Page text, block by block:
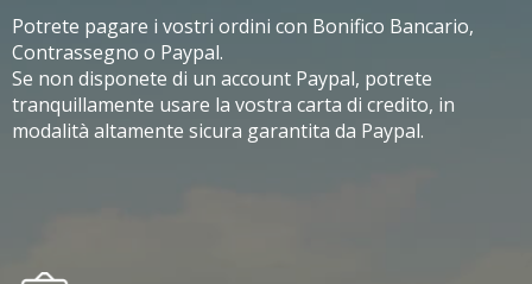
Potrete pagare i vostri ordini con Bonifico Bancario,
Contrassegno o Paypal.
Se non disponete di un account Paypal, potrete
tranquillamente usare la vostra carta di credito, in
modalità altamente sicura garantita da Paypal.